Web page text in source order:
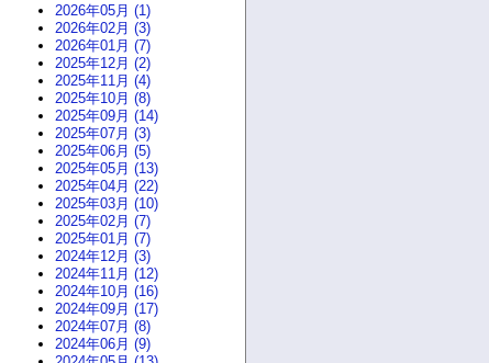
2026年05月 (1)
2026年02月 (3)
2026年01月 (7)
2025年12月 (2)
2025年11月 (4)
2025年10月 (8)
2025年09月 (14)
2025年07月 (3)
2025年06月 (5)
2025年05月 (13)
2025年04月 (22)
2025年03月 (10)
2025年02月 (7)
2025年01月 (7)
2024年12月 (3)
2024年11月 (12)
2024年10月 (16)
2024年09月 (17)
2024年07月 (8)
2024年06月 (9)